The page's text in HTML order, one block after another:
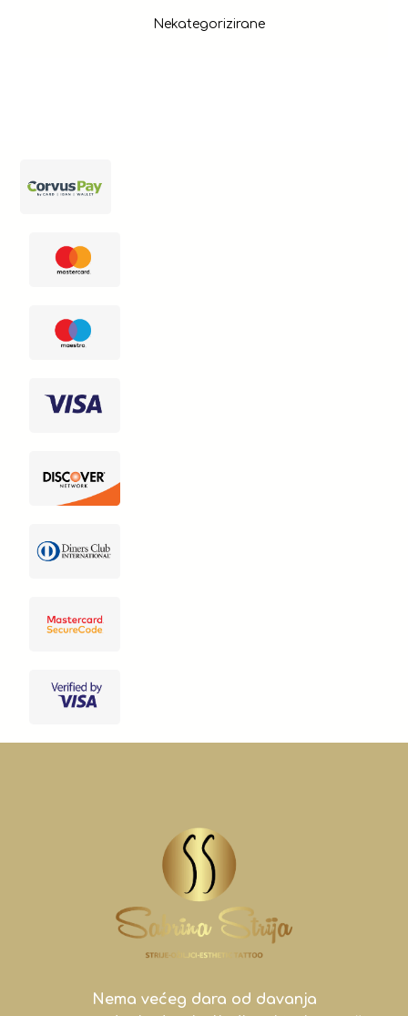
Nekategorizirane
Nema većeg dara od davanja